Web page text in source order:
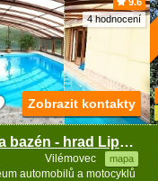
4 hodnocení
Wellness chalupa a bazén - hrad Lipnice nad Sázavou
Vilémovec mapa
automobilů a motocyklů
Zobrazit kontakty